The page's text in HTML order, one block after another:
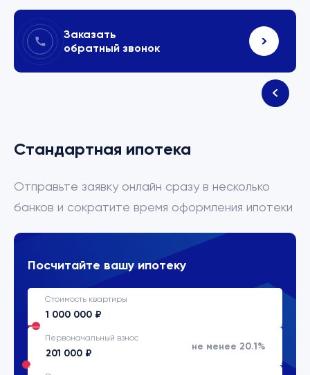
Заказать
обратный звонок
Стандартная ипотека
Отправьте заявку онлайн сразу в несколько
банков и сократите время оформления ипотеки
Посчитайте вашу ипотеку
Стоимость квартиры
Первоначальный взнос
не менее 20.1%